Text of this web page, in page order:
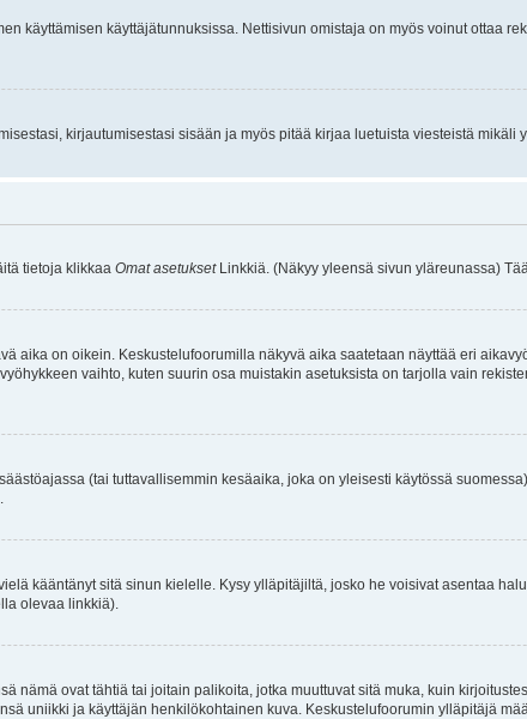
käyttämisen käyttäjätunnuksissa. Nettisivun omistaja on myös voinut ottaa
kirjautumisestasi sisään ja myös pitää kirjaa luetuista viesteistä mikäli
tietoja klikkaa Omat asetuksetLinkkiä. (Näkyy yleensä sivun yläreunassa)
aika on oikein. Keskustelufoorumilla näkyvä aika saatetaan näyttää eri
vaihto, kuten suurin osa muistakin asetuksista on tarjolla vain
(tai tuttavallisemmin kesäaika, joka on yleisesti käytössä
kääntänyt sitä sinun kielelle. Kysy ylläpitäjiltä, josko he voisivat asentaa
olevaa linkkiä).
nämä ovat tähtiä tai joitain palikoita, jotka muuttuvat sitä muka, kuin
uniikki ja käyttäjän henkilökohtainen kuva. Keskustelufoorumin ylläpitäjä